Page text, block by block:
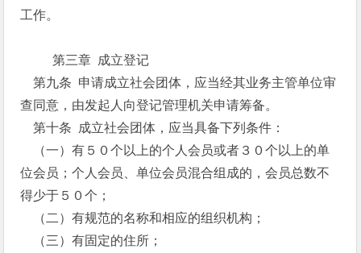
工作。
第三章 成立登记
第九条 申请成立社会团体，应当经其业务主管单位审
查同意，由发起人向登记管理机关申请筹备。
第十条 成立社会团体，应当具备下列条件：
（一）有５０个以上的个人会员或者３０个以上的单
位会员；个人会员、单位会员混合组成的，会员总数不
得少于５０个；
（二）有规范的名称和相应的组织机构；
（三）有固定的住所；